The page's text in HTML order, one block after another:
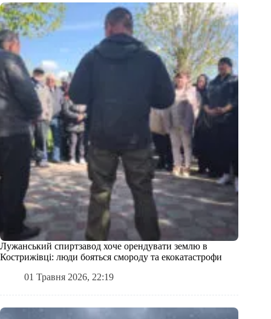
Лужанський спиртзавод хоче орендувати землю в
Кострижівці: люди бояться смороду та екокатастрофи
01 Травня 2026, 22:19